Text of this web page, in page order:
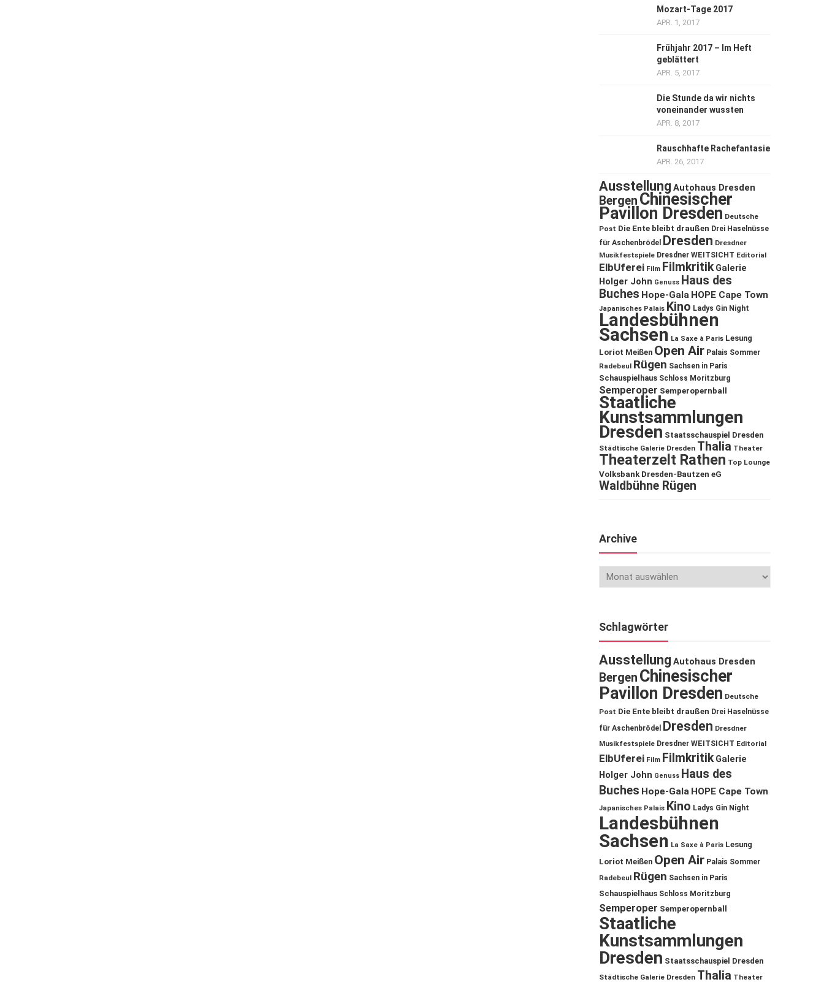
Mozart-Tage 2017
APR. 1, 2017
Frühjahr 2017 – Im Heft
geblättert
APR. 5, 2017
Die Stunde da wir nichts
voneinander wussten
APR. 8, 2017
Rauschhafte Rachefantasie
APR. 26, 2017
Ausstellung Autohaus Dresden
Bergen Chinesischer
Pavillon Dresden Deutsche
Post Die Ente bleibt draußen Drei Haselnüsse
für Aschenbrödel
Dresden Dresdner
Musikfestspiele Dresdner WEITSICHT Editorial
ElbUferei Film Filmkritik Galerie
Holger John Genuss Haus des
Buches Hope-Gala HOPE Cape Town
Japanisches Palais Kino Ladys Gin Night
Landesbühnen
Sachsen La Saxe à Paris Lesung
Loriot Meißen Open Air Palais Sommer
Radebeul Rügen Sachsen in Paris
Schauspielhaus Schloss Moritzburg
Semperoper Semperopernball
Staatliche
Kunstsammlungen
Dresden Staatsschauspiel Dresden
Städtische Galerie Dresden Thalia Theater
Theaterzelt Rathen Top Lounge
Volksbank Dresden-Bautzen eG
Waldbühne Rügen
Archive
Schlagwörter
Ausstellung Autohaus Dresden
Bergen Chinesischer
Pavillon Dresden Deutsche
Post Die Ente bleibt draußen Drei Haselnüsse
für Aschenbrödel
Dresden Dresdner
Musikfestspiele Dresdner WEITSICHT Editorial
ElbUferei Film Filmkritik Galerie
Holger John Genuss Haus des
Buches Hope-Gala HOPE Cape Town
Japanisches Palais Kino Ladys Gin Night
Landesbühnen
Sachsen La Saxe à Paris Lesung
Loriot Meißen Open Air Palais Sommer
Radebeul Rügen Sachsen in Paris
Schauspielhaus Schloss Moritzburg
Semperoper Semperopernball
Staatliche
Kunstsammlungen
Dresden Staatsschauspiel Dresden
Städtische Galerie Dresden Thalia Theater